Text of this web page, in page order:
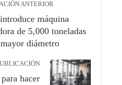
ANTERIOR
máquina
de 5,000 toneladas
diámetro
hacer